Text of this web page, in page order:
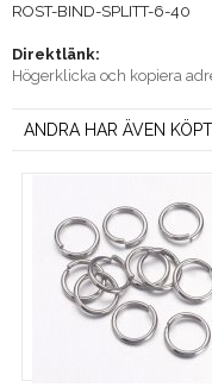
ROST-BIND-SPLITT-6-40
Direktlänk:
Högerklicka och kopiera
ANDRA HAR ÄVEN KÖPT